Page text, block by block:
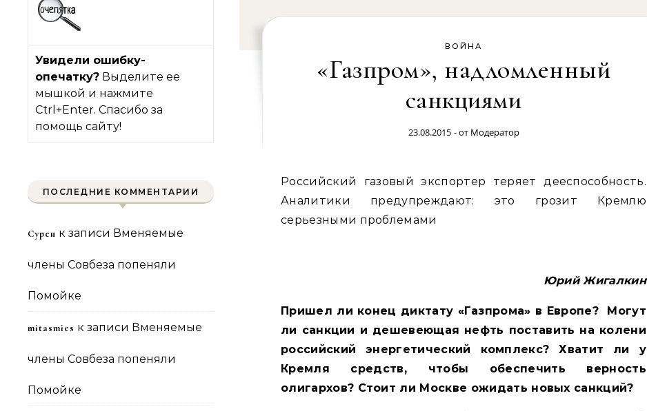
Увидели ошибку-
опечатку? Выделите ее
мышкой и нажмите
Ctrl+Enter. Спасибо за
помощь сайту!
ПОСЛЕДНИЕ КОММЕНТАРИИ
Сурен к записи Вменяемые
члены Совбеза попеняли
Помойке
mitasmies к записи Вменяемые
члены Совбеза попеняли
Помойке
ВОЙНА
«Газпром», надломленный
санкциями
23.08.2015 - от Модератор
Российский газовый экспортер теряет дееспособность.
Аналитики предупреждают: это грозит Кремлю
серьезными проблемами
Юрий Жигалкин
Пришел ли конец диктату «Газпрома» в Европе? Могут
ли санкции и дешевеющая нефть поставить на колени
российский энергетический комплекс? Хватит ли у
Кремля средств, чтобы обеспечить верность
олигархов? Стоит ли Москве ожидать новых санкций?